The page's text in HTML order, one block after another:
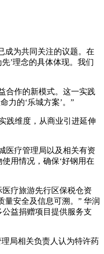
成为共同关注的议题。在
’理念的具体体现。我们
合作的新模式。这一实践
力的‘乐城方案’。”
践维度，从商业引进延伸
医疗管理局以及相关有资
用情况，确保‘好钢用在
疗旅游先行区保税仓资
安全及信息可溯。” 华润
益捐赠项目提供服务支
局相关负责人认为特许药